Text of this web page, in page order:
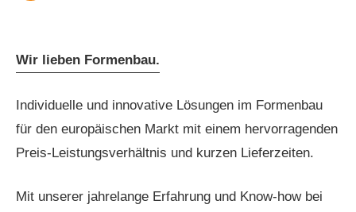
Wir lieben Formenbau.
Individuelle und innovative Lösungen im Formenbau
für den europäischen Markt mit einem hervorragenden
Preis-Leistungsverhältnis und kurzen Lieferzeiten.
Mit unserer jahrelange Erfahrung und Know-how bei